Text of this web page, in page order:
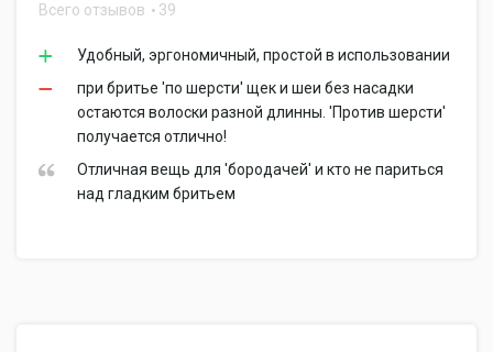
Всего отзывов 39
Удобный, эргономичный, простой в использовании
при бритье 'по шерсти' щек и шеи без насадки
остаются волоски разной длинны. 'Против шерсти'
получается отлично!
Отличная вещь для 'бородачей' и кто не париться
над гладким бритьем